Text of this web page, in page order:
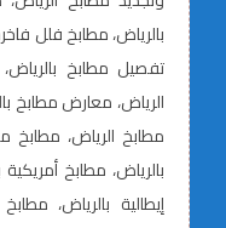
بالرياض، مطابخ فلل
تفصيل مطابخ
الرياض، معارض مطابخ
مطابخ الرياض، مطابخ
بالرياض، مطابخ
إيطالية بالرياض،